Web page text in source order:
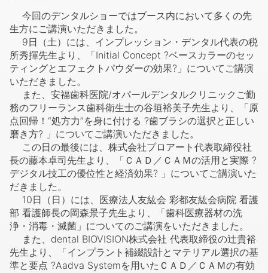
今回のデンタルショーではブース内において多くの先
生方にご講演いただきました。
9日（土）には、インプレッション・デンタル代表の税
所秀揮先生より、「Initial Concept ?ベースカラーのセッ
ティングとエフェクトパウダーの効果?」についてご講演
いただきました。
また、安福歯科医院/オパールデンタルクリニックご勤
務のフリーランス歯科衛生士の谷垣裕美子先生より、「原
点回帰！“処方力”を身に付ける ?歯ブラシの選択と正しい
磨き方? 」についてご講演いただきました。
この日の最後には、株式会社プロアート代表取締役社
長の藤本卓司先生より、「ＣＡＤ／ＣＡＭの活用と実際 ?
デジタル技工の優位性と経済効果? 」についてご講演いた
だきました。
10日（日）には、医療法人友紘会 彩都友紘会病院 看護
部 看護師長の岡森景子先生より、「歯科医療器材の洗
浄・消毒・滅菌」についてのご講演をいただきました。
また、dental BIOVISION株式会社 代表取締役の辻貴裕
先生より、「インプラント補綴設計とマテリアル選択の基
準と要点 ?Aadva Systemを用いたＣＡＤ／ＣＡＭの有効